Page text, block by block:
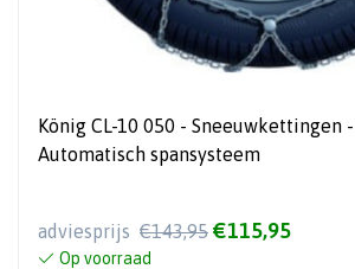
König CL-10 050 - Sneeuwkettingen
Automatisch spansysteem
adviesprijs €143,95 €115,95
Op voorraad